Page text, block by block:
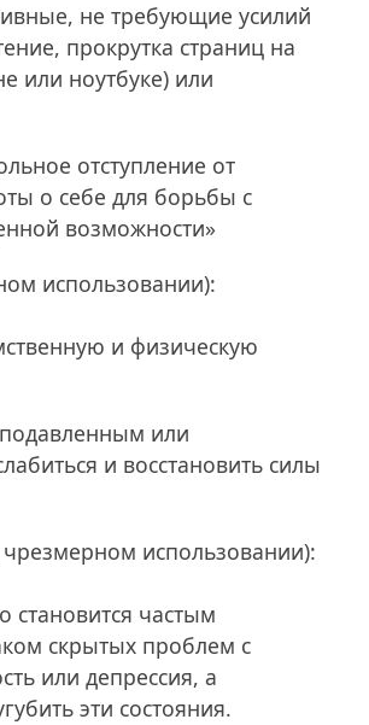
не требующие усилий
прокрутка страниц на
или ноутбуке) или
отступление от
о себе для борьбы с
возможности»
использовании):
и физическую
подавленным или
и восстановить силы
использовании):
становится частым
скрытых проблем с
или депрессия, а
эти состояния.